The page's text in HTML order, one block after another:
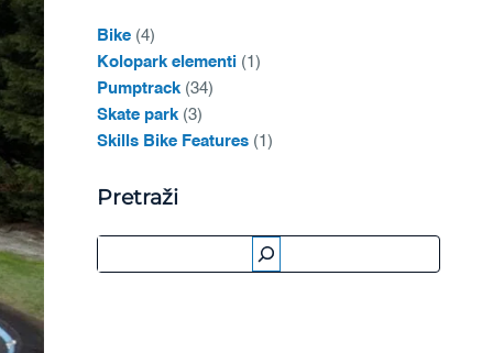
Bike (4)
Kolopark elementi (1)
Pumptrack (34)
Skate park (3)
Skills Bike Features (1)
Pretraži